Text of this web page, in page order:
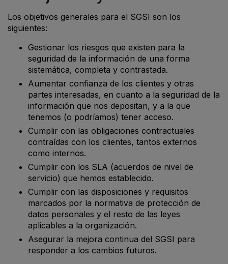
Los objetivos generales para el SGSI son los
siguientes:
Gestionar los riesgos que existen para la
seguridad de la información de una forma
sistemática, completa y contrastada.
Aumentar confianza de los clientes y otras
partes interesadas, en cuanto a la seguridad de la
información que nos depositan, y a la que
tenemos (o podríamos) tener acceso.
Cumplir con las obligaciones contractuales
contraídas con los clientes, tantos externos
como internos.
Cumplir con los SLA (acuerdos de nivel de
servicio) que hemos establecido.
Cumplir con las disposiciones y requisitos
marcados por la normativa de protección de
datos personales y el resto de las leyes
aplicables a la organización.
Asegurar la mejora continua del SGSI para
responder a los cambios futuros.